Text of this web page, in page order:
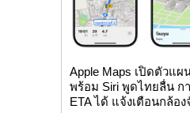
Apple Maps เปิดตัวแ
พร้อม Siri พูดไทยลื่น ก
ETA ได้ แจ้งเตือนกล้อง